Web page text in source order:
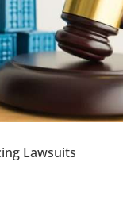
Lawsuits